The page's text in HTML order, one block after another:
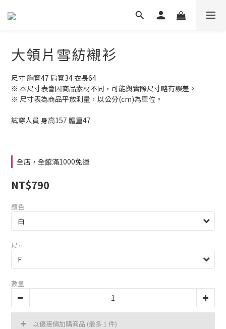
大領片雪紡襯衫
尺寸 胸寬47 肩寬34 衣長64
※ 本尺寸表會因商品素材不同，可能與實際尺寸略有誤差。
※ 尺寸表為商品平放測量，以公分(cm)為單位。
試穿人員 身高157 體重47
全店，全館滿1000免運
NT$790
顏色
尺寸
數量
以優惠價加購商品 (最多 1 件)